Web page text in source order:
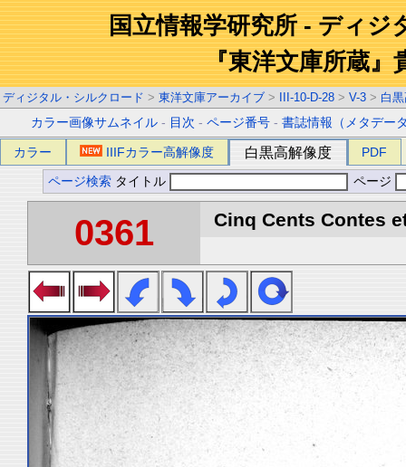
国立情報学研究所 - ディジ
『東洋文庫所蔵』
ディジタル・シルクロード > 東洋文庫アーカイブ > III-10-D-28 > V-3 > 白
カラー画像サムネイル - 目次 -ページ番号 -書誌情報（メタデー
カラー IIIFカラー高解像度 白黒高解像度 PDF
ページ検索 タイトル ページ
0361 Cinq Cents Contes